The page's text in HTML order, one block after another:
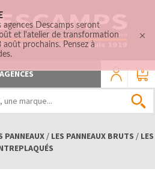
0
PANNEAUX / LES PANNEAUX BRUTS / LES
Descamps seront
et l'atelier de transformation
prochains. Pensez à